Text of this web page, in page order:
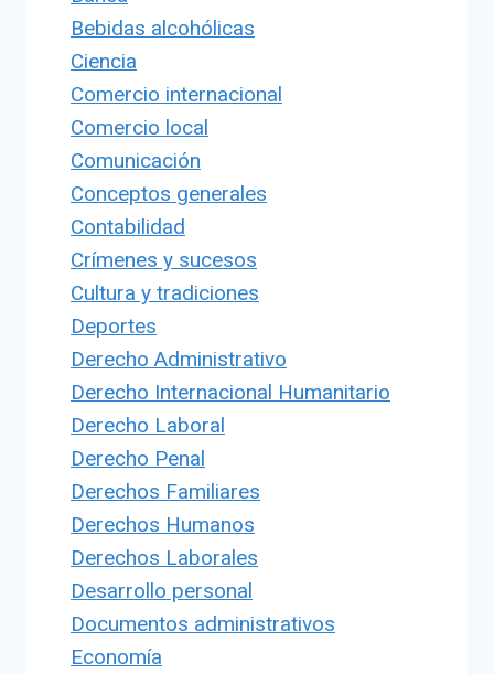
Bebidas alcohólicas
Ciencia
Comercio internacional
Comercio local
Comunicación
Conceptos generales
Contabilidad
Crímenes y sucesos
Cultura y tradiciones
Deportes
Derecho Administrativo
Derecho Internacional Humanitario
Derecho Laboral
Derecho Penal
Derechos Familiares
Derechos Humanos
Derechos Laborales
Desarrollo personal
Documentos administrativos
Economía